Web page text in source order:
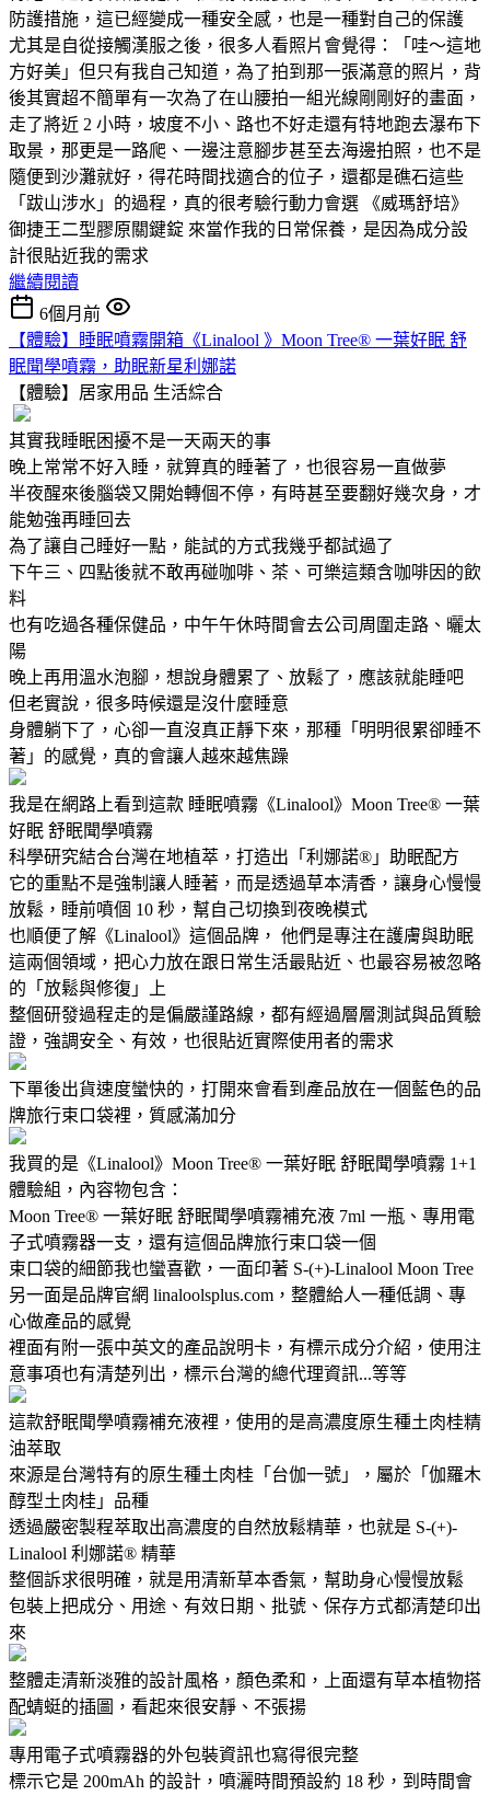
防護措施，這已經變成一種安全感，也是一種對自己的保護
尤其是自從接觸漢服之後，很多人看照片會覺得：「哇～這地
方好美」但只有我自己知道，為了拍到那一張滿意的照片，背
後其實超不簡單有一次為了在山腰拍一組光線剛剛好的畫面，
走了將近 2 小時，坡度不小、路也不好走還有特地跑去瀑布下
取景，那更是一路爬、一邊注意腳步甚至去海邊拍照，也不是
隨便到沙灘就好，得花時間找適合的位子，還都是礁石這些
「跋山涉水」的過程，真的很考驗行動力會選 《威瑪舒培》
御捷王二型膠原關鍵錠 來當作我的日常保養，是因為成分設
計很貼近我的需求
繼續閱讀
6個月前
【體驗】睡眠噴霧開箱《Linalool 》Moon Tree® 一葉好眠 舒
眠聞學噴霧，助眠新星利娜諾
【體驗】居家用品 生活綜合
其實我睡眠困擾不是一天兩天的事
晚上常常不好入睡，就算真的睡著了，也很容易一直做夢
半夜醒來後腦袋又開始轉個不停，有時甚至要翻好幾次身，才
能勉強再睡回去
為了讓自己睡好一點，能試的方式我幾乎都試過了
下午三、四點後就不敢再碰咖啡、茶、可樂這類含咖啡因的飲
料
也有吃過各種保健品，中午午休時間會去公司周圍走路、曬太
陽
晚上再用溫水泡腳，想說身體累了、放鬆了，應該就能睡吧
但老實說，很多時候還是沒什麼睡意
身體躺下了，心卻一直沒真正靜下來，那種「明明很累卻睡不
著」的感覺，真的會讓人越來越焦躁
我是在網路上看到這款 睡眠噴霧《Linalool》Moon Tree® 一葉
好眠 舒眠聞學噴霧
科學研究結合台灣在地植萃，打造出「利娜諾®」助眠配方
它的重點不是強制讓人睡著，而是透過草本清香，讓身心慢慢
放鬆，睡前噴個 10 秒，幫自己切換到夜晚模式
也順便了解《Linalool》這個品牌， 他們是專注在護膚與助眠
這兩個領域，把心力放在跟日常生活最貼近、也最容易被忽略
的「放鬆與修復」上
整個研發過程走的是偏嚴謹路線，都有經過層層測試與品質驗
證，強調安全、有效，也很貼近實際使用者的需求
下單後出貨速度蠻快的，打開來會看到產品放在一個藍色的品
牌旅行束口袋裡，質感滿加分
我買的是《Linalool》Moon Tree® 一葉好眠 舒眠聞學噴霧 1+1
體驗組，內容物包含：
Moon Tree® 一葉好眠 舒眠聞學噴霧補充液 7ml 一瓶、專用電
子式噴霧器一支，還有這個品牌旅行束口袋一個
束口袋的細節我也蠻喜歡，一面印著 S-(+)-Linalool Moon Tree
另一面是品牌官網 linaloolsplus.com，整體給人一種低調、專
心做產品的感覺
裡面有附一張中英文的產品說明卡，有標示成分介紹，使用注
意事項也有清楚列出，標示台灣的總代理資訊...等等
這款舒眠聞學噴霧補充液裡，使用的是高濃度原生種土肉桂精
油萃取
來源是台灣特有的原生種土肉桂「台伽一號」，屬於「伽羅木
醇型土肉桂」品種
透過嚴密製程萃取出高濃度的自然放鬆精華，也就是 S-(+)-
Linalool 利娜諾® 精華
整個訴求很明確，就是用清新草本香氣，幫助身心慢慢放鬆
包裝上把成分、用途、有效日期、批號、保存方式都清楚印出
來
整體走清新淡雅的設計風格，顏色柔和，上面還有草本植物搭
配蜻蜓的插圖，看起來很安靜、不張揚
專用電子式噴霧器的外包裝資訊也寫得很完整
標示它是 200mAh 的設計，噴灑時間預設約 18 秒，到時間會